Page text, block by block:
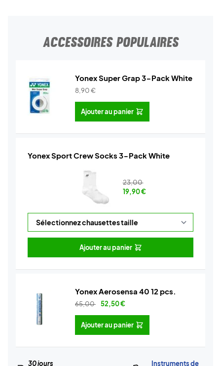
ACCESSOIRES POPULAIRES
Yonex Super Grap 3-Pack White
8,90€
Ajouter au panier
Yonex Sport Crew Socks 3-Pack White
23,00
19,90€
Ajouter au panier
Yonex Aerosensa 40 12 pcs.
65,00 52,50€
Ajouter au panier
30 jours Instruments de